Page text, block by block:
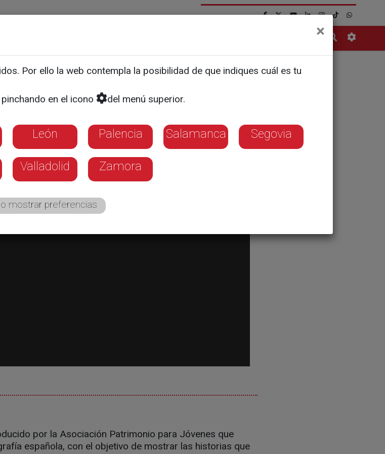
es el primer paso para
por la Asociación Patrimonio para Jóvenes que
española, con el objetivo de mostrar las historias que
×
Por ello la web contempla la posibilidad de que indiques cuál es tu
en el icono
del menú superior.
León Palencia Salamanca Segovia
Valladolid Zamora
mostrar preferencias